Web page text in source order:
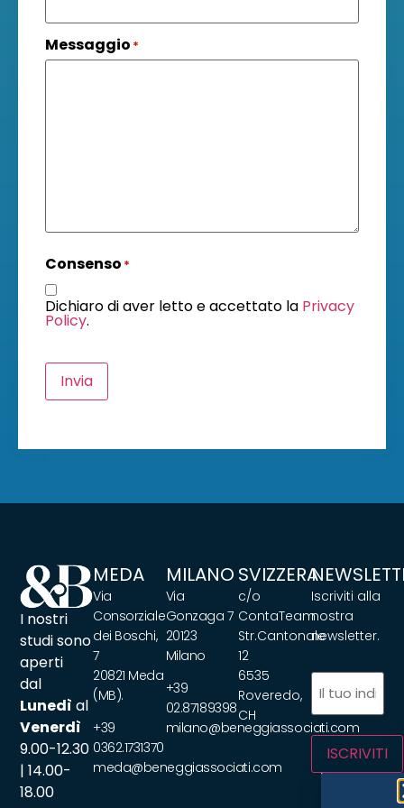
Messaggio *
Consenso *
Dichiaro di aver letto e accettato la Privacy
Policy.
Invia
I nostri
studi sono
aperti
dal
Lunedì al
Venerdì
9.00-12.30
| 14.00-
18.00
MEDA
Via
Consorziale
dei Boschi,
7
20821 Meda
(MB).
+39
0362.1731370
meda@beneggiassociati.com
MILANO
Via
Gonzaga 7
20123
Milano
+39
02.87189398
milano@beneggiassociati.com
SVIZZERA
c/o
ContaTeam
Str.Cantonale
12
6535
Roveredo,
CH
Iscriviti alla
nostra
newsletter.
Email
ISCRIVITI